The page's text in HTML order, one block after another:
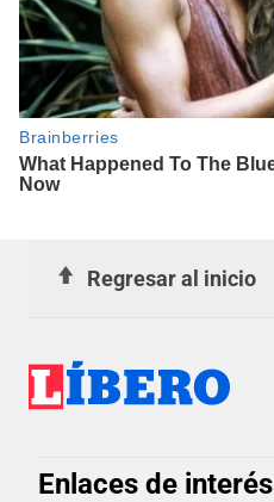
Regresar al inicio
Enlaces de interés